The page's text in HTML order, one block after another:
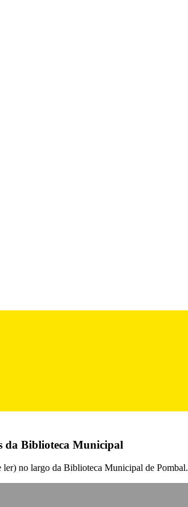
da Biblioteca Municipal
no largo da Biblioteca Municipal de Pombal.